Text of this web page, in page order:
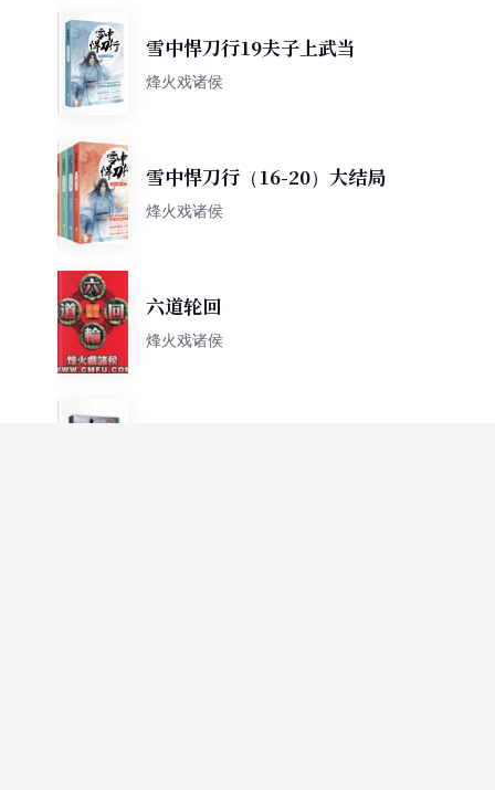
雪中悍刀行19夫子上武当
烽火戏诸侯
雪中悍刀行（16-20）大结局
烽火戏诸侯
六道轮回
烽火戏诸侯